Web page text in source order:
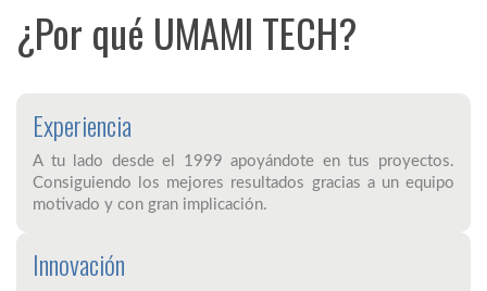
¿Por qué UMAMI TECH?
Experiencia
A tu lado desde el 1999 apoyándote en tus proyectos.
Consiguiendo los mejores resultados gracias a un equipo
motivado y con gran implicación.
Innovación